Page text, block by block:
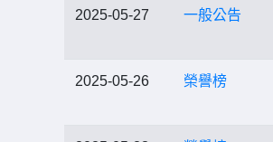
2025-05-27 一般公告
2025-05-26 榮譽榜